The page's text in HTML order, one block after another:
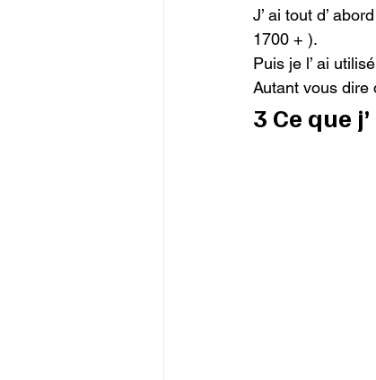
J’ ai tout d’
1700 + ).
Puis je l’ ai
Autant vous dire
3 Ce que